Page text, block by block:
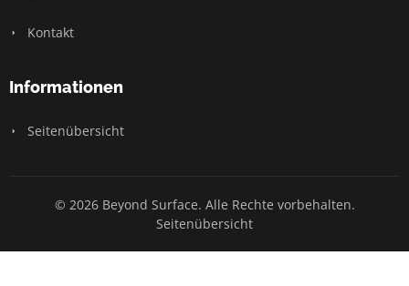
Kontakt
Informationen
Seitenübersicht
© 2026 Beyond Surface. Alle Rechte vorbehalten.
Seitenübersicht